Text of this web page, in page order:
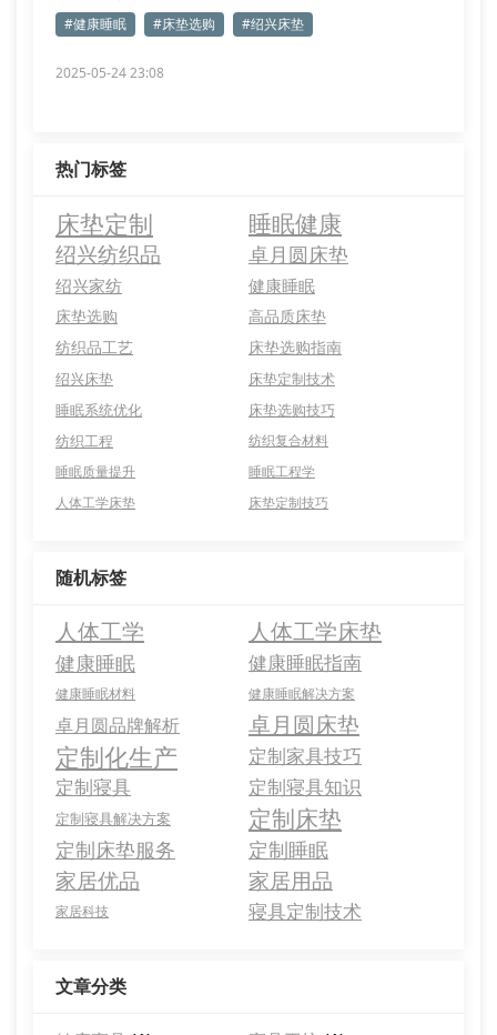
#健康睡眠 #床垫选购 #绍兴床垫
2025-05-24 23:08
热门标签
床垫定制 睡眠健康
绍兴纺织品 卓月圆床垫
绍兴家纺 健康睡眠
床垫选购
高品质床垫
纺织品工艺
床垫选购指南
绍兴床垫
床垫定制技术
睡眠系统优化
床垫选购技巧
纺织工程
纺织复合材料
睡眠质量提升
睡眠工程学
人体工学床垫
床垫定制技巧
随机标签
人体工学 人体工学床垫
健康睡眠 健康睡眠指南
健康睡眠材料 健康睡眠解决方案
卓月圆品牌解析 卓月圆床垫
定制化生产
定制家具技巧
定制寝具
定制寝具知识
定制寝具解决方案 定制床垫
定制床垫服务 定制睡眠
家居优品 家居用品
家居科技 寝具定制技术
文章分类